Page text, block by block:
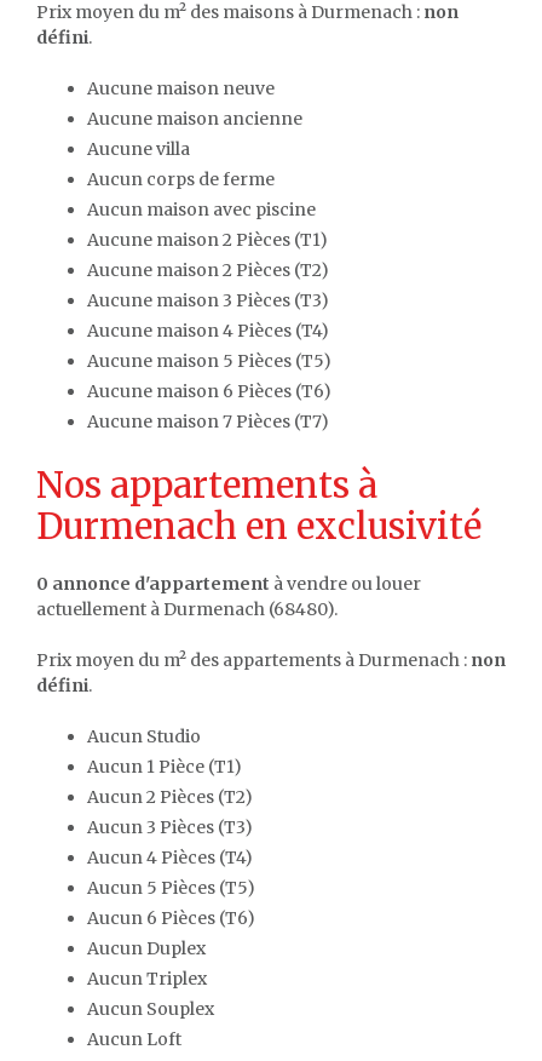
Prix moyen du m² des maisons à Durmenach : non
défini.
Aucune maison neuve
Aucune maison ancienne
Aucune villa
Aucun corps de ferme
Aucun maison avec piscine
Aucune maison 2 Pièces (T1)
Aucune maison 2 Pièces (T2)
Aucune maison 3 Pièces (T3)
Aucune maison 4 Pièces (T4)
Aucune maison 5 Pièces (T5)
Aucune maison 6 Pièces (T6)
Aucune maison 7 Pièces (T7)
Nos appartements à
Durmenach en exclusivité
0 annonce d'appartement à vendre ou louer
actuellement à Durmenach (68480).
Prix moyen du m² des appartements à Durmenach : non
défini.
Aucun Studio
Aucun 1 Pièce (T1)
Aucun 2 Pièces (T2)
Aucun 3 Pièces (T3)
Aucun 4 Pièces (T4)
Aucun 5 Pièces (T5)
Aucun 6 Pièces (T6)
Aucun Duplex
Aucun Triplex
Aucun Souplex
Aucun Loft